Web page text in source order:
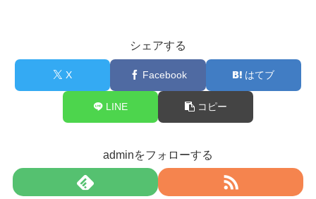
シェアする
X Facebook はてブ
LINE コピー
adminをフォローする